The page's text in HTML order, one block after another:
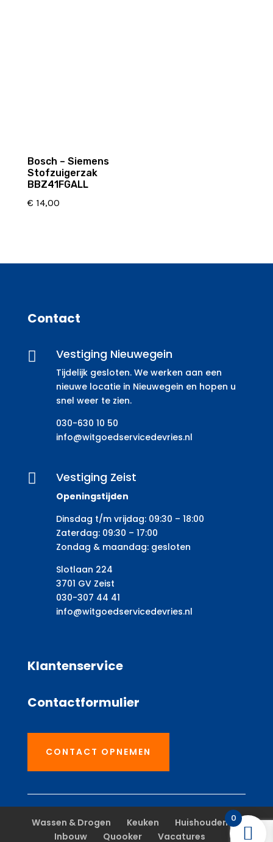
Bosch – Siemens
Stofzuigerzak
BBZ41FGALL
€ 14,00
Contact
 Vestiging Nieuwegein
Tijdelijk gesloten. We werken aan een
nieuwe locatie in Nieuwegein en hopen u
snel weer te zien.
030-630 10 50
info@witgoedservicedevries.nl
 Vestiging Zeist
Openingstijden
Dinsdag t/m vrijdag: 09:30 – 18:00
Zaterdag: 09:30 – 17:00
Zondag & maandag: gesloten
Slotlaan 224
3701 GV Zeist
030-307 44 41
info@witgoedservicedevries.nl
Klantenservice
Contactformulier
CONTACT OPNEMEN
Wassen & Drogen Keuken
Huishouden
Inbouw
Quooker Vacatures
0